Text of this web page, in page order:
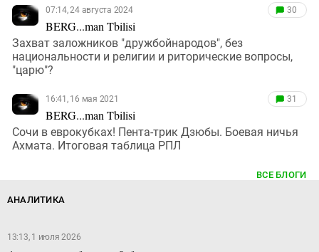
07:14, 24 августа 2024
BERG...man Tbilisi
30
Захват заложников "дружбойнародов", без
национальности и религии и риторические вопросы,
"царю"?
16:41, 16 мая 2021
BERG...man Tbilisi
31
Сочи в еврокубках! Пента-трик Дзюбы. Боевая ничья
Ахмата. Итоговая таблица РПЛ
ВСЕ БЛОГИ
АНАЛИТИКА
13:13, 1 июля 2026